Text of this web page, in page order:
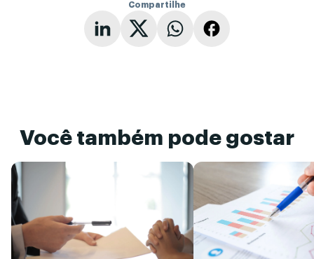
Compartilhe
Você também pode gostar